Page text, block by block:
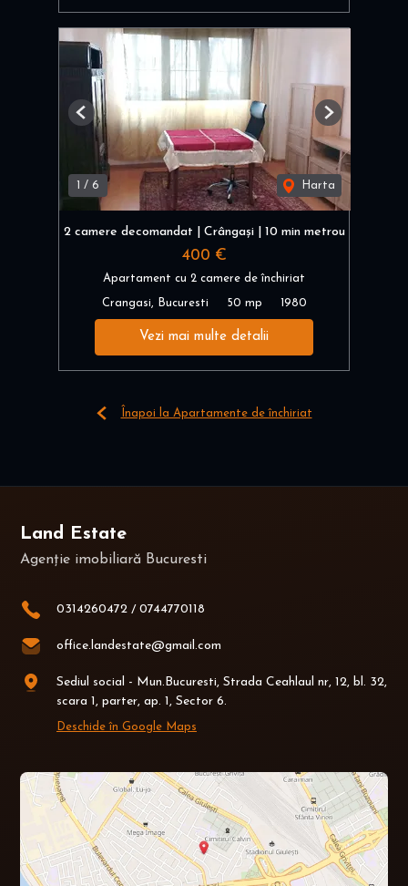
1 / 6 Harta
Previous Next
2 camere decomandat | Crângași | 10 min metrou
400 €
Apartament cu 2 camere de închiriat
Crangasi, Bucuresti 50 mp 1980
Vezi mai multe detalii
Înapoi la Apartamente de închiriat
Land Estate
Agenție imobiliară Bucuresti
0314260472 / 0744770118
office.landestate@gmail.com
Sediul social - Mun.Bucuresti, Strada Ceahlaul nr, 12, bl. 32,
scara 1, parter, ap. 1, Sector 6.
Deschide în Google Maps